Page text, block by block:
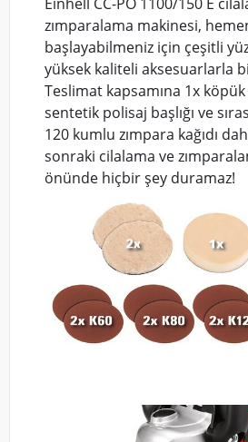
zımparalama makinesi,
başlayabilmeniz için çeşitli
yüksek kaliteli aksesuarlarla
Teslimat kapsamına 1x
sentetik polisaj başlığı ve
120 kumlu zımpara kağıdı
sonraki cilalama ve
önünde hiçbir şey duramaz!